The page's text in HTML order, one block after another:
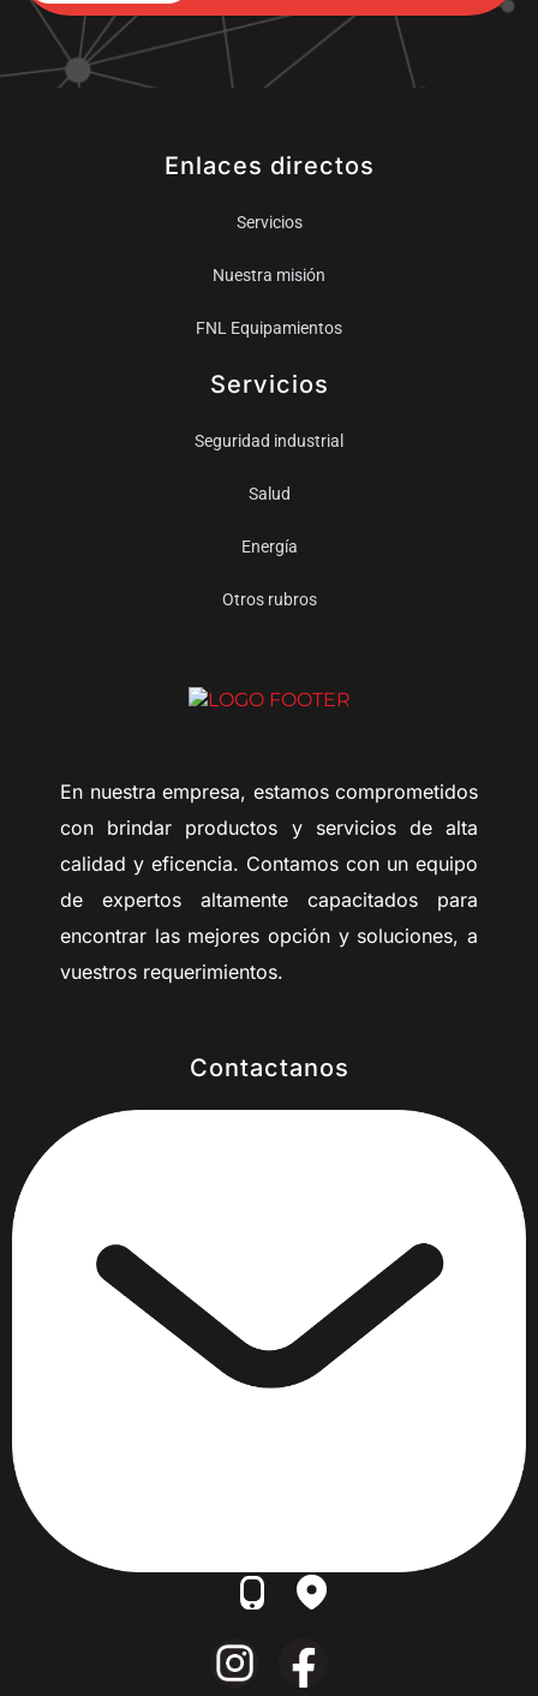
Enlaces directos
Servicios
Nuestra misión
FNL Equipamientos
Servicios
Seguridad industrial
Salud
Energía
Otros rubros
En nuestra empresa, estamos comprometidos
con brindar productos y servicios de alta
calidad y eficencia. Contamos con un equipo
de expertos altamente capacitados para
encontrar las mejores opción y soluciones, a
vuestros requerimientos.
Contactanos